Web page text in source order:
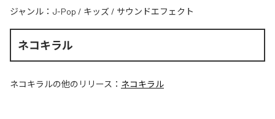
ジャンル： J-Pop / キッズ / サウンドエフェクト
ネコキラル
ネコキラルの他のリリース： ネコキラル